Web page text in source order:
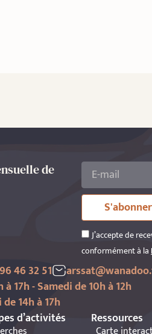
de
J’accepte de
conformément à la
S'abonner
46 32 51
17h - Samedi de 10h à 12h
14h à 17h
d’activités Ressources